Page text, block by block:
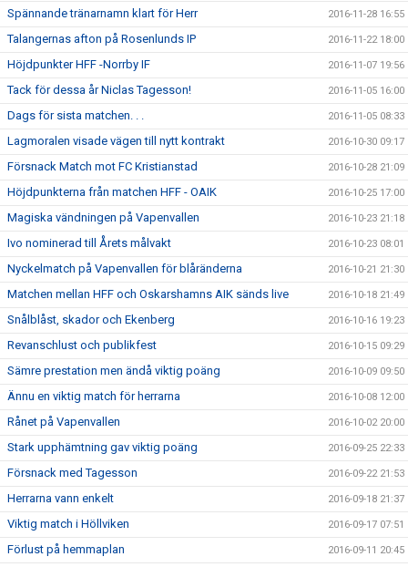
Spännande tränarnamn klart för Herr 2016-11-28 16:55
Talangernas afton på Rosenlunds IP 2016-11-22 18:00
Höjdpunkter HFF -Norrby IF 2016-11-07 19:56
Tack för dessa år Niclas Tagesson! 2016-11-05 16:00
Dags för sista matchen. . . 2016-11-05 08:33
Lagmoralen visade vägen till nytt kontrakt 2016-10-30 09:17
Försnack Match mot FC Kristianstad 2016-10-28 21:09
Höjdpunkterna från matchen HFF - OAIK 2016-10-25 17:00
Magiska vändningen på Vapenvallen 2016-10-23 21:18
Ivo nominerad till Årets målvakt 2016-10-23 08:01
Nyckelmatch på Vapenvallen för blåränderna 2016-10-21 21:30
Matchen mellan HFF och Oskarshamns AIK sänds live 2016-10-18 21:49
Snålblåst, skador och Ekenberg 2016-10-16 19:23
Revanschlust och publikfest 2016-10-15 09:29
Sämre prestation men ändå viktig poäng 2016-10-09 09:50
Ännu en viktig match för herrarna 2016-10-08 12:00
Rånet på Vapenvallen 2016-10-02 20:00
Stark upphämtning gav viktig poäng 2016-09-25 22:33
Försnack med Tagesson 2016-09-22 21:53
Herrarna vann enkelt 2016-09-18 21:37
Viktig match i Höllviken 2016-09-17 07:51
Förlust på hemmaplan 2016-09-11 20:45